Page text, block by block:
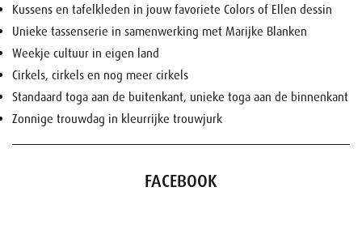
Kussens en tafelkleden in jouw favoriete Colors of Ellen dessin
Unieke tassenserie in samenwerking met Marijke Blanken
Weekje cultuur in eigen land
Cirkels, cirkels en nog meer cirkels
Standaard toga aan de buitenkant, unieke toga aan de binnenkant
Zonnige trouwdag in kleurrijke trouwjurk
FACEBOOK